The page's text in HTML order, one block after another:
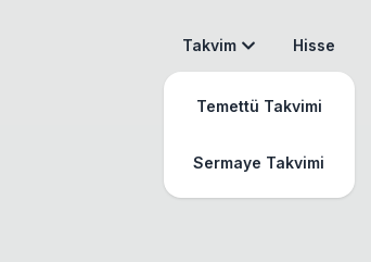
Takvim
Temettü Takvimi
Sermaye Takvimi
Hisse